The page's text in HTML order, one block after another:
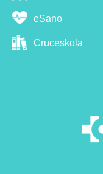
eSano
Cruceskola